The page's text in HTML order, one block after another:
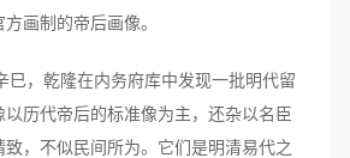
画制的帝后画像。
，乾隆在内务府库中发现一批明代留
历代帝后的标准像为主，还杂以名臣
，不似民间所为。它们是明清易代之